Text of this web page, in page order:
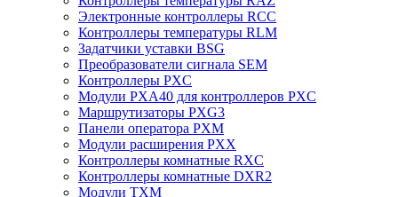
Электронные контроллеры RCC
Контроллеры температуры RLM
Задатчики уставки BSG
Преобразователи сигнала SEM
Контроллеры PXC
Модули PXA40 для контроллеров PXC
Маршрутизаторы PXG3
Панели оператора PXM
Модули расширения PXX
Контроллеры комнатные RXC
Контроллеры комнатные DXR2
Модули TXM